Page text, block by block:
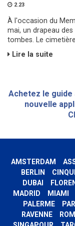
2.23
À l'occasion du
mai, un drapeau
tombes. Le
Lire la suite
Achetez le
nouvelle
AMSTERDAM
BERLIN
DUBAI
MADRID
MIAMI
PALERME
RAVENNE